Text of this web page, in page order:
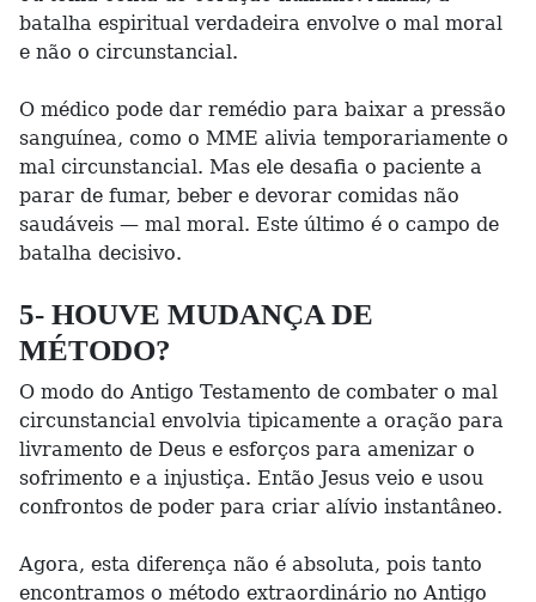
batalha espiritual verdadeira envolve o mal moral
e não o circunstancial.
O médico pode dar remédio para baixar a pressão
sanguínea, como o MME alivia temporariamente o
mal circunstancial. Mas ele desafia o paciente a
parar de fumar, beber e devorar comidas não
saudáveis — mal moral. Este último é o campo de
batalha decisivo.
5- HOUVE MUDANÇA DE
MÉTODO?
O modo do Antigo Testamento de combater o mal
circunstancial envolvia tipicamente a oração para
livramento de Deus e esforços para amenizar o
sofrimento e a injustiça. Então Jesus veio e usou
confrontos de poder para criar alívio instantâneo.
Agora, esta diferença não é absoluta, pois tanto
encontramos o método extraordinário no Antigo